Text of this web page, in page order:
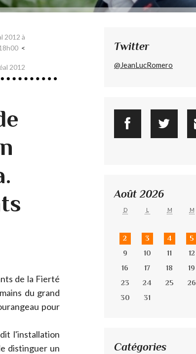
2012 à
2012
de la Fierté
du grand
pour
l'installation
distinguer un
Twitter
@JeanLucRomero
Août 2026
D L M M
2
3 4 5
9
10 11 12
16
17 18 19
23
24 25 26
30
31
Catégories